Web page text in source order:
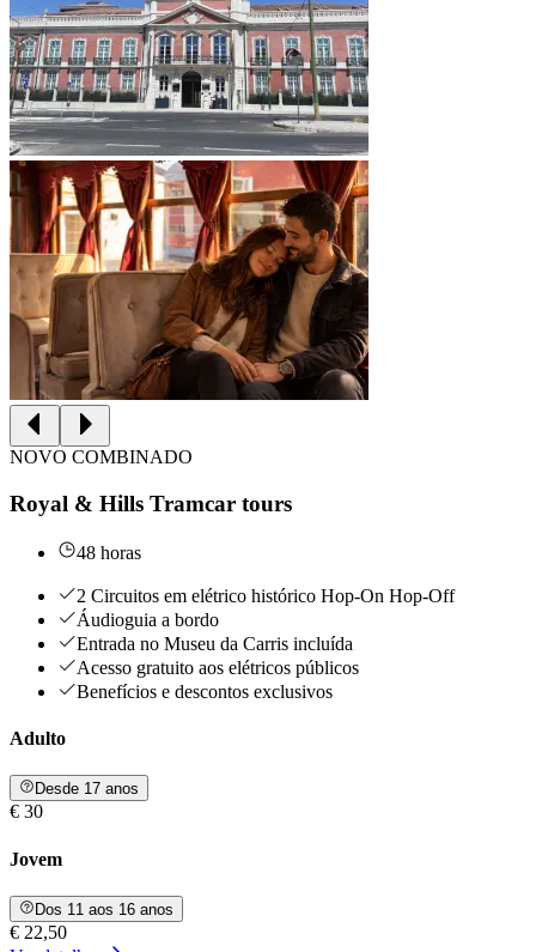
NOVO COMBINADO
Royal & Hills Tramcar tours
48 horas
2 Circuitos em elétrico histórico Hop-On Hop-Off
Áudioguia a bordo
Entrada no Museu da Carris incluída
Acesso gratuito aos elétricos públicos
Benefícios e descontos exclusivos
Adulto
Desde 17 anos
€ 30
Jovem
Dos 11 aos 16 anos
€ 22,50